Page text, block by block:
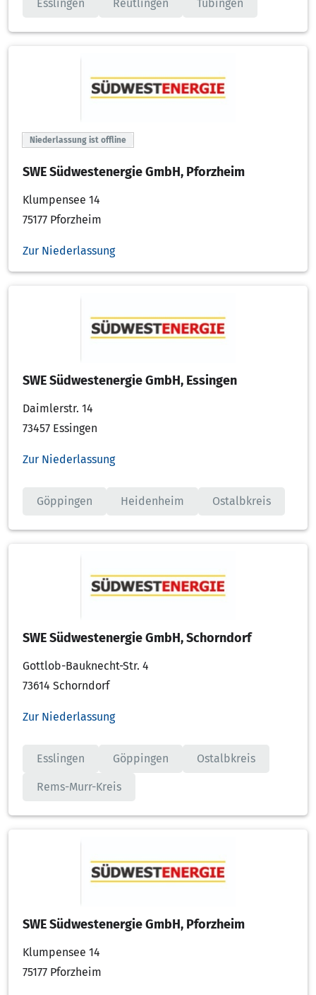
Esslingen Reutlingen Tübingen
Niederlassung ist offline
SWE Südwestenergie GmbH, Pforzheim
Klumpensee 14
75177 Pforzheim
Zur Niederlassung
SWE Südwestenergie GmbH, Essingen
Daimlerstr. 14
73457 Essingen
Zur Niederlassung
Göppingen Heidenheim Ostalbkreis
SWE Südwestenergie GmbH, Schorndorf
Gottlob-Bauknecht-Str. 4
73614 Schorndorf
Zur Niederlassung
Esslingen Göppingen Ostalbkreis
Rems-Murr-Kreis
SWE Südwestenergie GmbH, Pforzheim
Klumpensee 14
75177 Pforzheim